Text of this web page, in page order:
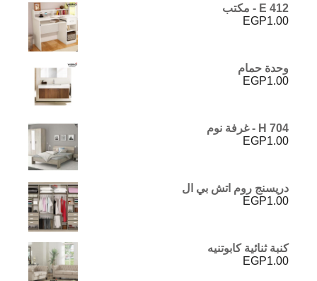
E 412 - مكتب
EGP1.00
وحدة حمام
EGP1.00
H 704 - غرفة نوم
EGP1.00
دريسنج روم اتش بي ال
EGP1.00
كنبة ثنائية كابوتنيه
EGP1.00